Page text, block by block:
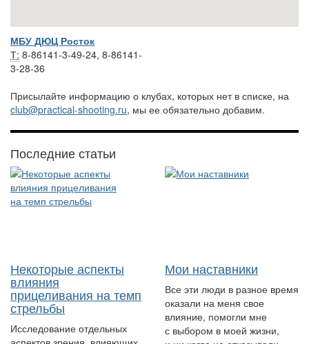
МБУ ДЮЦ Росток
Т: 8-86141-3-49-24, 8-86141-
3-28-36
Присылайте информацию о клубах, которых нет в списке, на
club@practical-shooting.ru, мы ее обязательно добавим.
Последние статьи
Некоторые аспекты
влияния
прицеливания на темп
стрельбы
Исследование отдельных
Мои наставники
Все эти люди в разное время
оказали на меня свое
влияние, помогли мне
с выбором в моей жизни,